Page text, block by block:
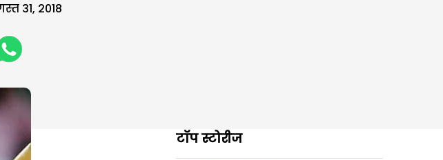
31, 2018
टॉप स्टोरीज